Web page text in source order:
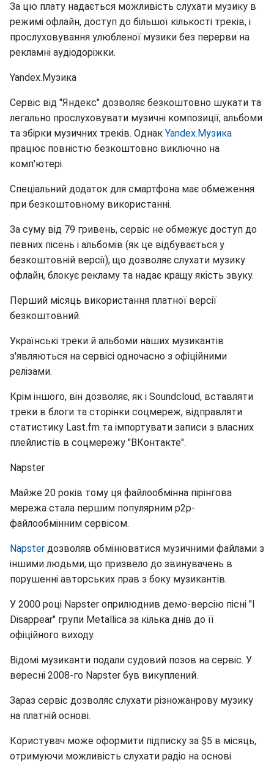
За цю плату надається можливість слухати музику в
режимі офлайн, доступ до більшої кількості треків, і
прослуховування улюбленої музики без перерви на
рекламні аудіодоріжки.
Yandex.Музика
Сервіс від "Яндекс" дозволяє безкоштовно шукати та
легально прослуховувати музичні композиції, альбоми
та збірки музичних треків. Однак Yandex.Музика
працює повністю безкоштовно виключно на
комп'ютері.
Спеціальний додаток для смартфона має обмеження
при безкоштовному використанні.
За суму від 79 гривень, сервіс не обмежує доступ до
певних пісень і альбомів (як це відбувається у
безкоштовній версії), що дозволяє слухати музику
офлайн, блокує рекламу та надає кращу якість звуку.
Перший місяць використання платної версії
безкоштовний.
Українські треки й альбоми наших музикантів
з'являються на сервісі одночасно з офіційними
релізами.
Крім іншого, він дозволяє, як і Soundcloud, вставляти
треки в блоги та сторінки соцмереж, відправляти
статистику Last.fm та імпортувати записи з власних
плейлистів в соцмережу "ВКонтакте".
Napster
Майже 20 років тому ця файлообмінна пірінгова
мережа стала першим популярним p2p-
файлообмінним сервісом.
Napster дозволяв обмінюватися музичними файлами з
іншими людьми, що призвело до звинувачень в
порушенні авторських прав з боку музикантів.
У 2000 році Napster оприлюднив демо-версію пісні "I
Disappear" групи Metallica за кілька днів до її
офіційного виходу.
Відомі музиканти подали судовий позов на сервіс. У
вересні 2008-го Napster був викуплений.
Зараз сервіс дозволяє слухати різножанрову музику
на платній основі.
Користувач може оформити підписку за $5 в місяць,
отримуючи можливість слухати радіо на основі